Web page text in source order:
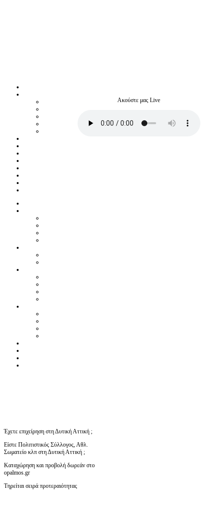
Ακούστε μας Live
Έχετε επιχείρηση στη Δυτική Αττική ;
Είστε Πολιτιστικός Σύλλογος, Αθλ.
Σωματείο κλπ στη Δυτική Αττική ;
Καταχώρηση και προβολή δωρεάν στο
opalmos.gr
Τηρείται σειρά προτεραιότητας